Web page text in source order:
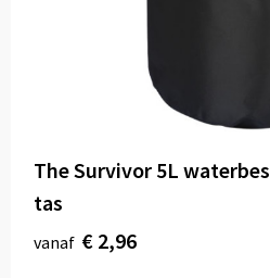
The Survivor 5L
tas
vanaf € 2,96